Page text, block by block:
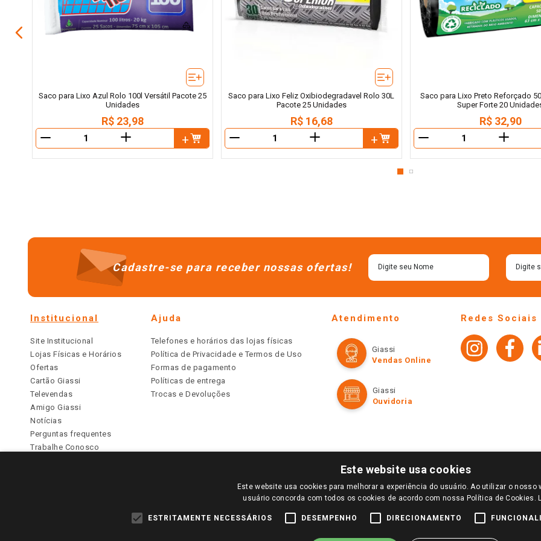
Saco para Lixo Azul Rolo 100l Versátil Pacote 25
Unidades
R$ 23,98
＋
Saco para Lixo Feliz Oxibiodegradavel Rolo 30L
Pacote 25 Unidades
R$ 16,68
＋
Saco para Lixo Preto Reforçado
Super Forte 20
R$ 32,90
＋
Cadastre-se para receber nossas ofertas!
Institucional
Site Institucional
Lojas Físicas e Horários
Ofertas
Cartão Giassi
Televendas
Amigo Giassi
Notícias
Perguntas frequentes
Trabalhe Conosco
Ajuda
Telefones e horários das lojas físicas
Política de Privacidade e Termos de Uso
Formas de pagamento
Políticas de entrega
Trocas e Devoluções
Atendimento
Giassi
Vendas Online
Giassi
Ouvidoria
Redes Sociais
PARA VER OS PREÇOS DA SUA REGIÃO, FAÇA LOGIN E SELECIONE A LOJA DE SUA PREFERÊNCIA. SOMENTE APÓS O LOGIN, OS PREÇOS
TODOS OS PREÇOS E CONDIÇÕES COMERCIAIS DESTE SITE SÃO VÁLIDOS APENAS PARA COMPRAS REALIZADAS NO GIASSI.COM.BR E NA LOJA
DE BUSCAS.
Este website usa cookies
Este website usa cookies para melhorar a experiência do usuário. Ao utilizar o nosso
usuário concorda com todos os cookies de acordo com nossa Política de Cookies.
ESTRITAMENTE NECESSÁRIOS DESEMPENHO DIRECIONAMENTO